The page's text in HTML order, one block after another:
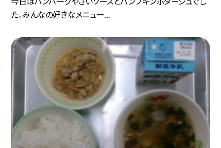
た。みんなの好きなメニュー...